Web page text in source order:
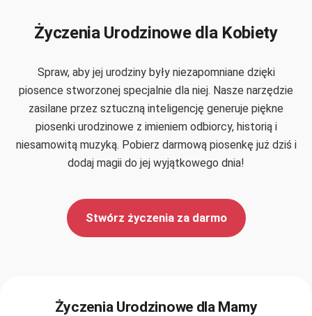
Życzenia Urodzinowe dla Kobiety
Spraw, aby jej urodziny były niezapomniane dzięki
piosence stworzonej specjalnie dla niej. Nasze narzędzie
zasilane przez sztuczną inteligencję generuje piękne
piosenki urodzinowe z imieniem odbiorcy, historią i
niesamowitą muzyką. Pobierz darmową piosenkę już dziś i
dodaj magii do jej wyjątkowego dnia!
Stwórz życzenia za darmo
Życzenia Urodzinowe dla Mamy